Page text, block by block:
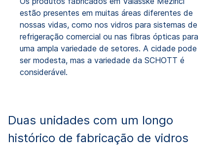
estão presentes em muitas áreas diferentes de
nossas vidas, como nos vidros para sistemas de
refrigeração comercial ou nas fibras ópticas para
uma ampla variedade de setores. A cidade pode
ser modesta, mas a variedade da SCHOTT é
considerável.
Duas unidades com um longo
histórico de fabricação de vidros